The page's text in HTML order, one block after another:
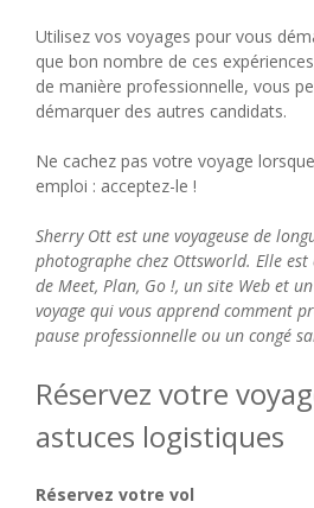
Utilisez vos voyages pour vous
que bon nombre de ces
de manière professionnelle, vous
démarquer des autres candidats.
Ne cachez pas votre voyage
emploi : acceptez-le !
Sherry Ott est une voyageuse de
photographe chez Ottsworld. Elle
de Meet, Plan, Go !, un site Web et
voyage qui vous apprend comment
pause professionnelle ou un congé
Réservez votre
astuces logistiques
Réservez votre vol